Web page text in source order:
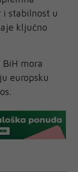
i stabilnost u
ključno
mora
europsku